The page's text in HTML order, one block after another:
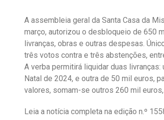
A assembleia geral da Santa Casa da
março, autorizou o desbloqueio de 650
livranças, obras e outras despesas.
três votos contra e três abstenções,
A verba permitirá liquidar duas
Natal de 2024, e outra de 50 mil euros,
valores, somam-se outros 260 mil
Leia a notícia completa na edição n.º